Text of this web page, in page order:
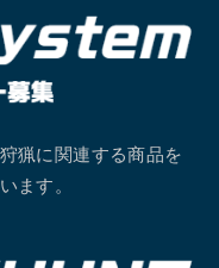
猟に関連する商品を
ます。